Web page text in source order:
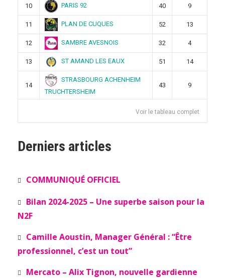
10 PARIS 92 40 9
11 PLAN DE CUQUES 52 13
12 SAMBRE AVESNOIS 32 4
13 ST AMAND LES EAUX 51 14
14
STRASBOURG ACHENHEIM
TRUCHTERSHEIM
43 9
Voir le tableau complet
Derniers articles
COMMUNIQUÉ OFFICIEL
Bilan 2024-2025 – Une superbe saison pour la
N2F
Camille Aoustin, Manager Général : “Être
professionnel, c’est un tout”
Mercato – Alix Tignon, nouvelle gardienne